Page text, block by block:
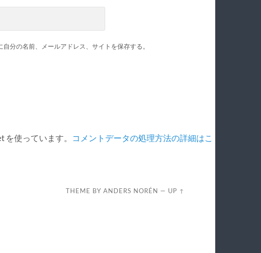
分の名前、メールアドレス、サイトを保存する。
使っています。 コメントデータの処理方法の詳細はこ
THEME BYANDERS NORÉN — UP ↑